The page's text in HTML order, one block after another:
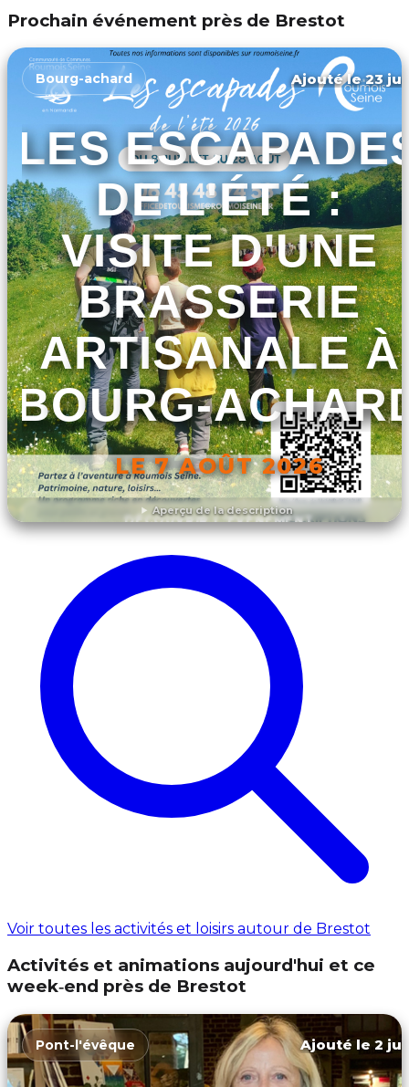
Prochain événement près de Brestot
Aperçu de la description
Bourg-achard Ajouté le 23
LES
DE L'ÉTÉ :
VISITE D'UNE
BRASSERIE
ARTISANALE À
BOURG-
LE 7 AOÛT 2026
DÉCOUVRIR L'ÉVÉNEMENT
Voir toutes les activités et loisirs autour de Brestot
Activités et animations aujourd'hui et ce
week‑end près de Brestot
Pont-l'évêque Ajouté le 2